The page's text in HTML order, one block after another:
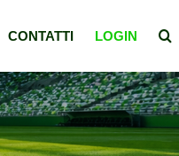
CONTATTI LOGIN